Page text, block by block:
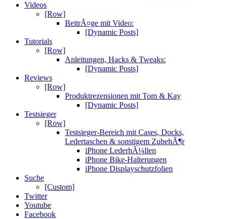
Videos
[Row]
BeitrÃ¤ge mit Video:
[Dynamic Posts]
Tutorials
[Row]
Anleitungen, Hacks & Tweaks:
[Dynamic Posts]
Reviews
[Row]
Produktrezensionen mit Tom & Kay
[Dynamic Posts]
Testsieger
[Row]
Testsieger-Bereich mit Cases, Docks,
Ledertaschen & sonstigem ZubehÃ¶r
iPhone LederhÃ¼llen
iPhone Bike-Halterungen
iPhone Displayschutzfolien
Suche
[Custom]
Twitter
Youtube
Facebook